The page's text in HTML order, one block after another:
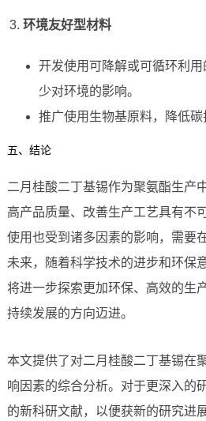
环境友好型材料
开发使用可降解或可循环利
少对环境的影响。
推广使用生物基原料，降低碳
五、结论
二月桂酸二丁基锡作为聚氨酯生产
高产品质量、改善生产工艺具有不
使用也受到诸多因素的影响，需要
未来，随着科学技术的进步和环保
将进一步探索更加环保、高效的生
持续发展的方向迈进。
本文提供了对二月桂酸二丁基锡在
响因素的综合分析。对于更深入的
的新科研文献，以便获新的研究进